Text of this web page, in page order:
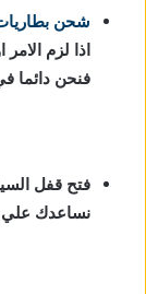
شحن
اذا لزم
فنحن دائما
فتح قفل
نساعدك علي